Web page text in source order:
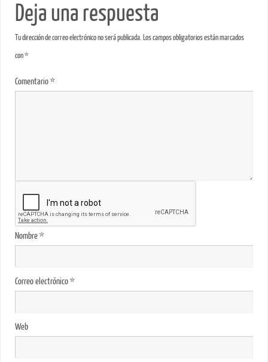
Deja una respuesta
Tu dirección de correo electrónico no será publicada. Los campos obligatorios están marcados
con*
Comentario*
Nombre*
Correo electrónico*
Web